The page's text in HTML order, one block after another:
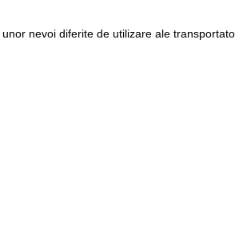
nevoi diferite de utilizare ale